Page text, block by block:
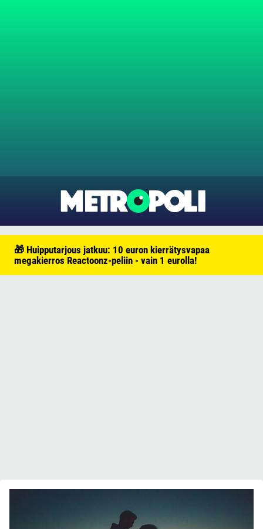
🎁 Huipputarjous jatkuu: 10 euron kierrätysvapaa
megakierros Reactoonz-peliin - vain 1 eurolla!